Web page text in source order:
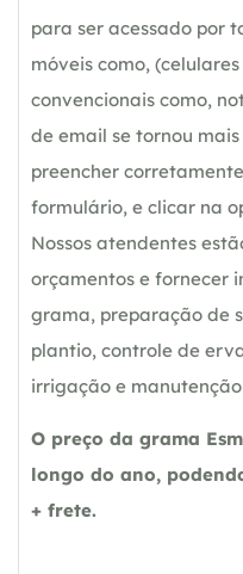
para ser acessado por
móveis como,
convencionais como,
de email se tornou
preencher
formulário, e clicar na
Nossos atendentes
orçamentos e fornecer
grama, preparação de
plantio, controle de
irrigação e
O preço da grama
longo do ano,
+ frete.